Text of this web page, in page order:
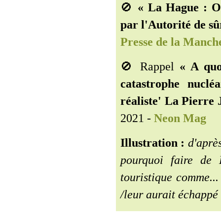
🚫 « La Hague :
par l'Autorité de
Presse de la
🚫 Rappel « A
catastrophe
réaliste' La Pierre
2021 - Neon Mag
Illustration :
pourquoi faire de
touristique
/leur aurait échappé